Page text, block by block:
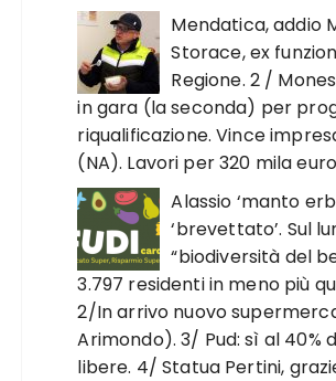
Mendatica, addio
Storace, ex
Regione. 2 /
in gara (la seconda) per
riqualificazione. Vince
(NA). Lavori per 320 mila euro
Alassio ‘manto
‘brevettato’. Sul
“biodiversità del
3.797 residenti in meno più
2/In arrivo nuovo
Arimondo). 3/ Pud: sì al 40%
libere. 4/ Statua Pertini,